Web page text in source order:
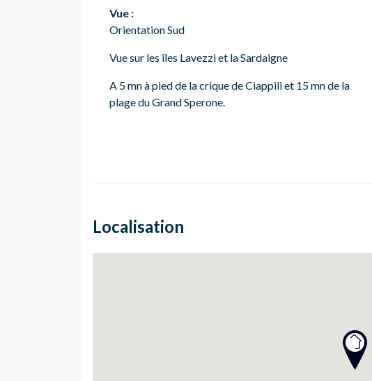
Vue :
Orientation Sud
Vue sur les îles Lavezzi et la Sardaigne
A 5 mn à pied de la crique de Ciappili et 15 mn de la
plage du Grand Sperone.
Localisation